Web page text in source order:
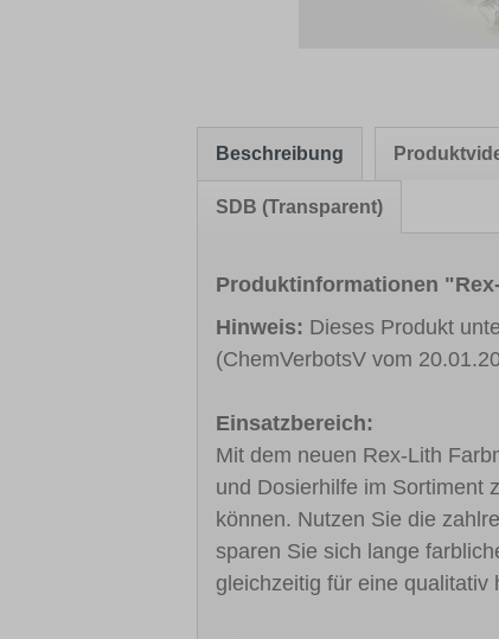
Beschreibung
SDB (Transparent)
Produktinformationen
Hinweis: Dieses Produkt
(ChemVerbotsV vom
Einsatzbereich:
Mit dem neuen Rex-Lith
und Dosierhilfe im Sortiment
können. Nutzen Sie die
sparen Sie sich lange
gleichzeitig für eine qualitativ